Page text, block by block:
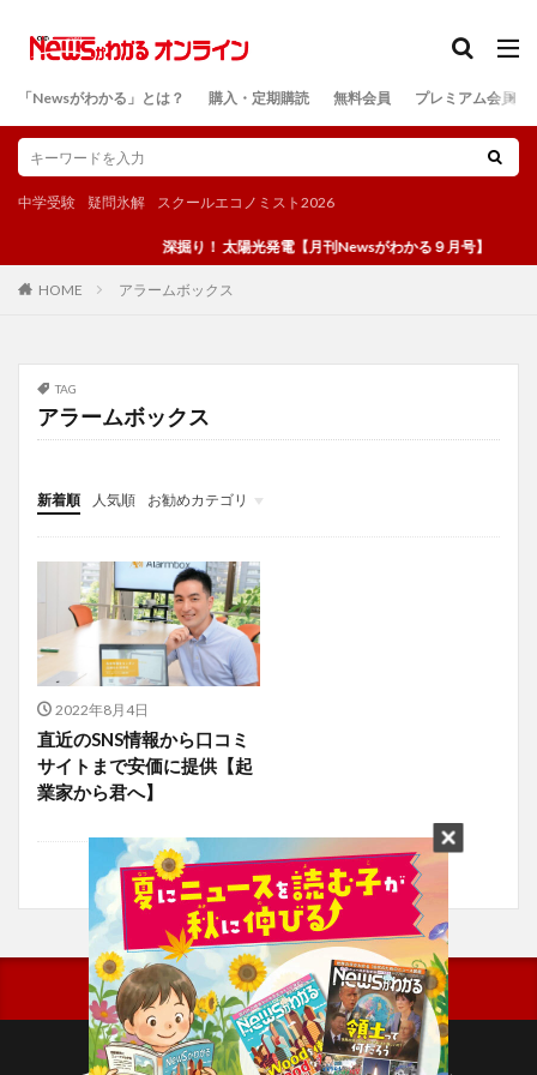
「Newsがわかる」とは？ 購入・定期購読 無料会員 プレミアム会員
中学受験 疑問氷解 スクールエコノミスト2026
深掘り！ 太陽光発電【月刊Newsがわかる９月号】
HOME アラームボックス
TAG
アラームボックス
新着順 人気順
お勧めカテゴリ
投稿
学び
マンガ
電子書籍
2022年8月4日
直近のSNS情報から口コミ
サイトまで安価に提供【起
業家から君へ】
検索